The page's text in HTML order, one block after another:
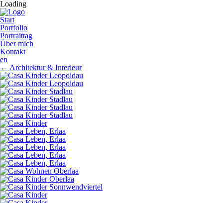
Loading
Start
Portfolio
Portraittag
Über mich
Kontakt
en
← Architektur & Interieur